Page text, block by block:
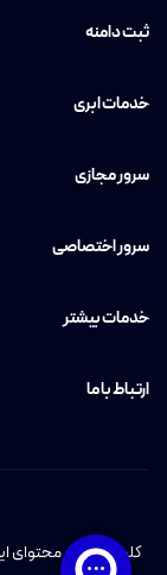
ثبت دامنه
خدمات ابری
سرور مجازی
سرور اختصاصی
خدمات بیشتر
ارتباط با ما
کلیه حقوق و محتوای